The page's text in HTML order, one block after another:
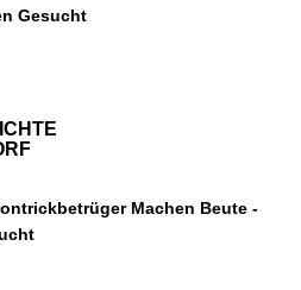
Gesucht
Machen Beute -